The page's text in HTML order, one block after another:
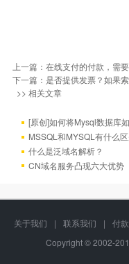
上一篇： 在线支付的付款，需
下一篇： 是否提供发票？如果
>> 相关文章
[原创]如何将Mysql数据库
MSSQL和MYSQL有什么
什么是泛域名解析？
CN域名服务凸现六大优势
关于我们 | 联系我们 |
付
Copyright © 2002-